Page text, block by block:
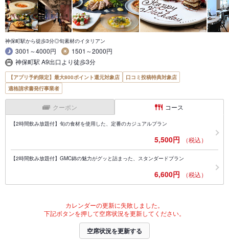
神保町駅から徒歩3分◎旬素材のイタリアン
3001～4000円
1501～2000円
神保町駅 A9出口より徒歩3分
【アプリ予約限定】最大800ポイント還元対象店
口コミ投稿特典対象店
適格請求書発行事業者
クーポン コース
【2時間飲み放題付】旬の食材を使用した、定番のカジュアルプラン
5,500円 （税込）
【2時間飲み放題付】GMC錦の魅力がグッと詰まった、スタンダードプラン
6,600円 （税込）
カレンダーの更新に失敗しました。
下記ボタンを押して空席状況を更新してください。
空席状況を更新する